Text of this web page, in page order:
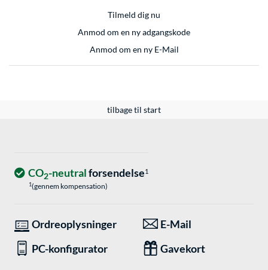
Tilmeld dig nu
Anmod om en ny adgangskode
Anmod om en ny E-Mail
tilbage til start
CO2-neutralforsendelse1
1(gennem kompensation)
Ordreoplysninger
E-Mail
PC-konfigurator
Gavekort